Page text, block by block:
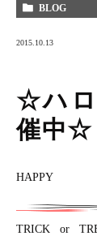
BLOG
2015.10.13
☆ハロ
催中☆
TRICK or